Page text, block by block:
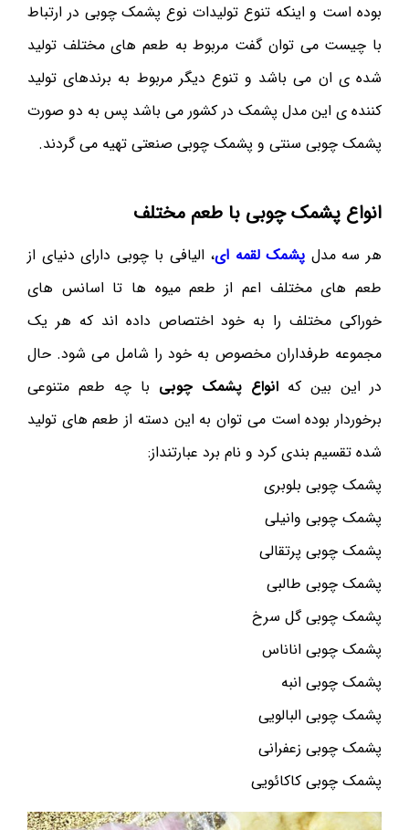
بوده است و اینکه تنوع تولیدات نوع پشمک چوبی در ارتباط
با چیست می توان گفت مربوط به طعم های مختلف تولید
شده ی ان می باشد و تنوع دیگر مربوط به برندهای تولید
کننده ی این مدل پشمک در کشور می باشد پس به دو صورت
پشمک چوبی سنتی و پشمک چوبی صنعتی تهیه می گردند.
انواع پشمک چوبی با طعم مختلف
هر سه مدل پشمک لقمه ای، الیافی با چوبی دارای دنیای از
طعم های مختلف اعم از طعم میوه ها تا اسانس های
خوراکی مختلف را به خود اختصاص داده اند که هر یک
مجموعه طرفداران مخصوص به خود را شامل می شود. حال
در این بین که انواع پشمک چوبی با چه طعم متنوعی
برخوردار بوده است می توان به این دسته از طعم های تولید
شده تقسیم بندی کرد و نام برد عبارتنداز:
پشمک چوبی بلوبری
پشمک چوبی وانیلی
پشمک چوبی پرتقالی
پشمک چوبی طالبی
پشمک چوبی گل سرخ
پشمک چوبی اناناس
پشمک چوبی انبه
پشمک چوبی البالویی
پشمک چوبی زعفرانی
پشمک چوبی کاکائویی